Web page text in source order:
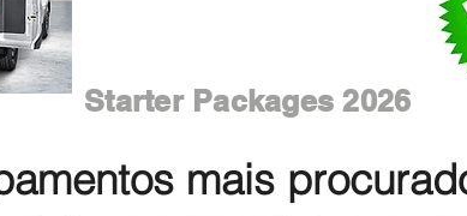
Starter Packages 2026
mais